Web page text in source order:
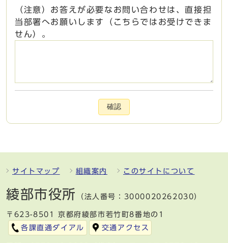
（注意）お答えが必要なお問い合わせは、直接担
当部署へお願いします（こちらではお受けできま
せん）。
確認
サイトマップ 組織案内 このサイトについて
綾部市役所 （法人番号：3000020262030）
〒623-8501 京都府綾部市若竹町8番地の1
各課直通ダイアル
交通アクセス